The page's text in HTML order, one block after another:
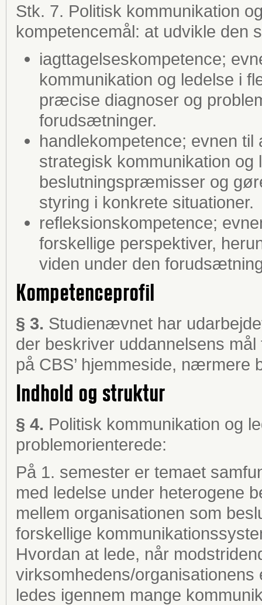
Stk. 7. Politisk kommunikation
kompetencemål: at udvikle den
iagttagelseskompetence;
kommunikation og ledelse i
præcise diagnoser og
forudsætninger.
handlekompetence; evnen
strategisk kommunikation
beslutningspræmisser og
styring i konkrete situationer.
refleksionskompetence;
forskellige perspektiver,
viden under den
Kompetenceprofil
§ 3. Studienævnet har
der beskriver uddannelsens
på CBS’ hjemmeside, nærmere
Indhold og struktur
§ 4. Politisk kommunikation og
problemorienterede:
På 1. semester er temaet
med ledelse under heterogene
mellem organisationen som
forskellige
Hvordan at lede, når
virksomhedens/
ledes igennem mange